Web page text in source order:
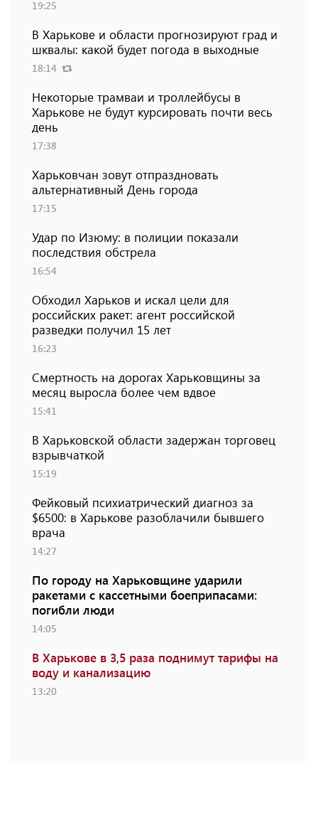
19:25
В Харькове и области прогнозируют град и
шквалы: какой будет погода в выходные
18:14
Некоторые трамваи и троллейбусы в
Харькове не будут курсировать почти весь
день
17:38
Харьковчан зовут отпраздновать
альтернативный День города
17:15
Удар по Изюму: в полиции показали
последствия обстрела
16:54
Обходил Харьков и искал цели для
российских ракет: агент российской
разведки получил 15 лет
16:23
Смертность на дорогах Харьковщины за
месяц выросла более чем вдвое
15:41
В Харьковской области задержан торговец
взрывчаткой
15:19
Фейковый психиатрический диагноз за
$6500: в Харькове разоблачили бывшего
врача
14:27
По городу на Харьковщине ударили
ракетами с кассетными боеприпасами:
погибли люди
14:05
В Харькове в 3,5 раза поднимут тарифы на
воду и канализацию
13:20